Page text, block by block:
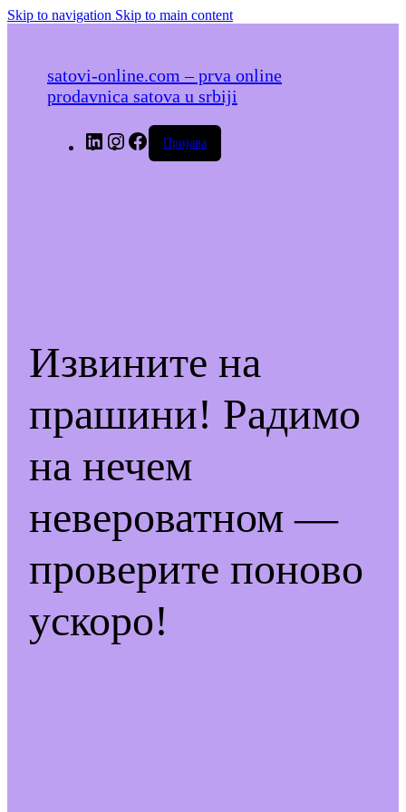
Skip to navigation Skip to main content
satovi-online.com – prva online
prodavnica satova u srbiji
LinkedInInstagramFacebook
Пријава
Извините на
прашини! Радимо
на нечем
невероватном —
проверите поново
ускоро!